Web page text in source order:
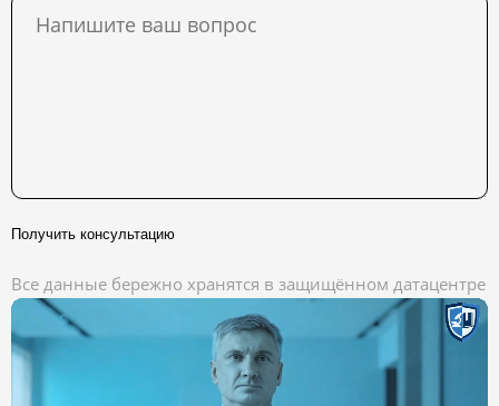
Получить консультацию
Все данные бережно хранятся в защищённом датацентре